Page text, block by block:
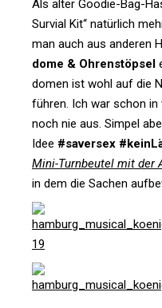
Als alter Goodie-Bag-
Sur­vial Kit“ natür­lich
man auch aus anderen
dome & Ohren­stöpsel
domen ist wohl auf die
führen. Ich war schon
noch nie aus. Simpel
Idee #saversex
Mini-Turn­beutel mit der
in dem die Sachen